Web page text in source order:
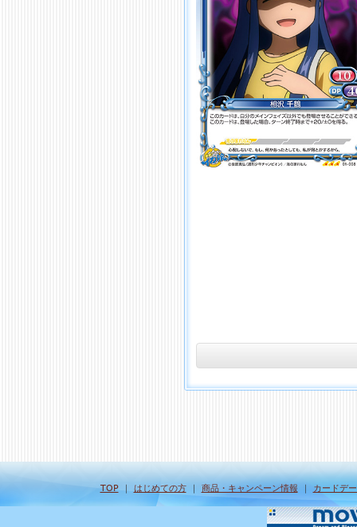
TOP｜ はじめての方｜ 商品・キャンペーン情報 ｜ カードデ